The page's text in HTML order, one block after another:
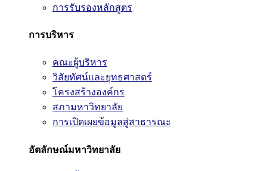
การรับรองหลักสูตร
การบริหาร
คณะผู้บริหาร
วิสัยทัศน์และยุทธศาสตร์
โครงสร้างองค์กร
สภามหาวิทยาลัย
การเปิดเผยข้อมูลสู่สาธารณะ
อัตลักษณ์มหาวิทยาลัย